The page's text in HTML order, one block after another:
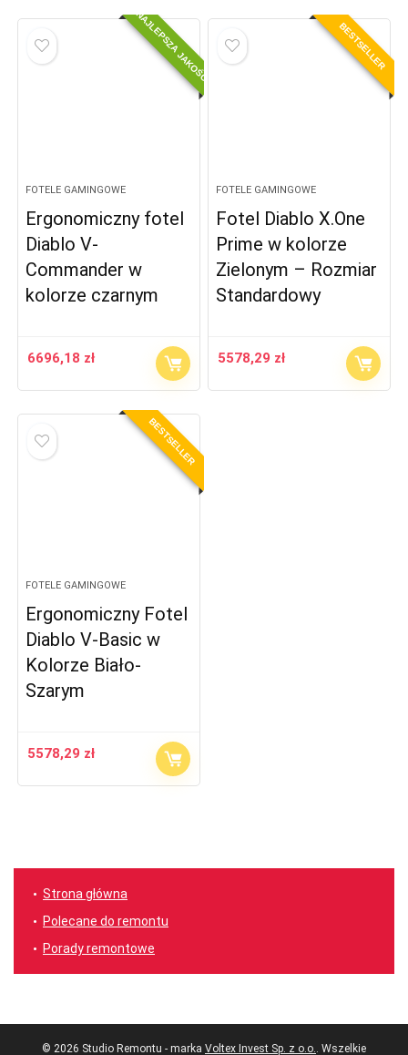
NAJLEPSZA JAKOŚĆ
FOTELE GAMINGOWE
Ergonomiczny fotel
Diablo V-
Commander w
kolorze czarnym
6696,18 zł
BESTSELLER
FOTELE GAMINGOWE
Fotel Diablo X.One
Prime w kolorze
Zielonym – Rozmiar
Standardowy
5578,29 zł
BESTSELLER
FOTELE GAMINGOWE
Ergonomiczny Fotel
Diablo V-Basic w
Kolorze Biało-
Szarym
5578,29 zł
Strona główna
Polecane do remontu
Porady remontowe
© 2026 Studio Remontu - marka Voltex Invest Sp. z o.o.. Wszelkie